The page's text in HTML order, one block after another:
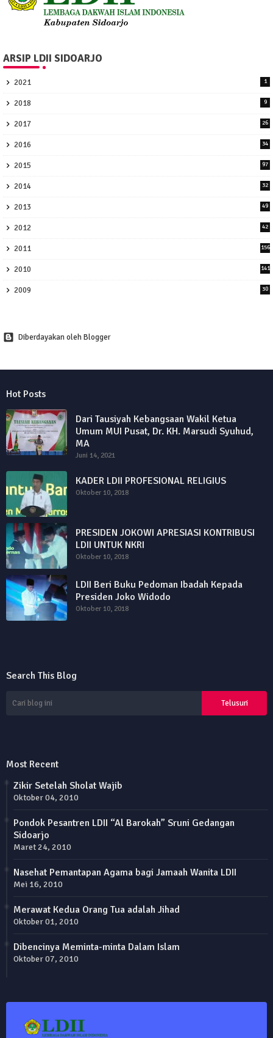
ARSIP LDII SIDOARJO
2021 1
2018 9
2017 26
2016 34
2015 97
2014 32
2013 49
2012 42
2011 156
2010 141
2009 30
Diberdayakan oleh Blogger
Hot Posts
Dari Tausiyah Kebangsaan Wakil Ketua
Umum MUI Pusat, Dr. KH. Marsudi Syuhud,
MA
Juni 14, 2021
KADER LDII PROFESIONAL RELIGIUS
Oktober 10, 2018
PRESIDEN JOKOWI APRESIASI KONTRIBUSI
LDII UNTUK NKRI
Oktober 10, 2018
LDII Beri Buku Pedoman Ibadah Kepada
Presiden Joko Widodo
Oktober 10, 2018
Search This Blog
Most Recent
Zikir Setelah Sholat Wajib
Oktober 04, 2010
Pondok Pesantren LDII “Al Barokah” Sruni Gedangan
Sidoarjo
Maret 24, 2010
Nasehat Pemantapan Agama bagi Jamaah Wanita LDII
Mei 16, 2010
Merawat Kedua Orang Tua adalah Jihad
Oktober 01, 2010
Dibencinya Meminta-minta Dalam Islam
Oktober 07, 2010